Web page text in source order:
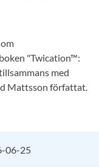
"Twication™:
med
Mattsson författat.
06-25